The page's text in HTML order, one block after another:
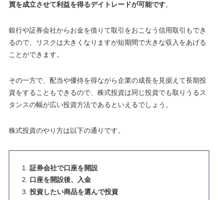
買を成立させて利益を得るデイトレードが可能です。
銀行や証券会社からお金を借りて取引をおこなう信用取引もでき
るので、
リスクは大きくなりますが短期間で大きな収入をあげる
ことができます。
その一方で、配当や優待を得ながら企業の成長を見据えて長期投
資をすることもできるので、株式投資は同じ投資でも取りうるス
タンスの幅が広い投資方法であるといえるでしょう 。
株式投資のやり方は以下の通りです。
証券会社で口座を開設
口座を開設後、入金
投資したい商品を選んで投資